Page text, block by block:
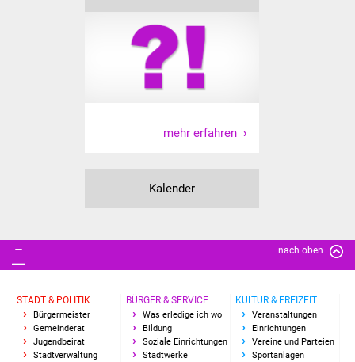
mehr erfahren
Kalender
nach oben
STADT & POLITIK
Bürgermeister
Gemeinderat
Jugendbeirat
Stadtverwaltung
BÜRGER & SERVICE
Was erledige ich wo
Bildung
Soziale Einrichtungen
Stadtwerke
KULTUR & FREIZEIT
Veranstaltungen
Einrichtungen
Vereine und Parteien
Sportanlagen